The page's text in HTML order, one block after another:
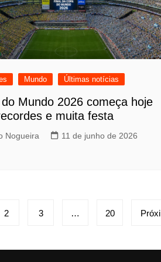
Mundo Últimas notícias
Mundo 2026 começa hoje
e muita festa
Nogueira
11 de junho de 2026
2 3 … 20